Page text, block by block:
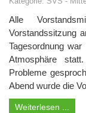
Alle
Vorstandssitzung
Tagesordnung
Atmosphäre
Probleme
Abend wurde die
Weiterlesen ...